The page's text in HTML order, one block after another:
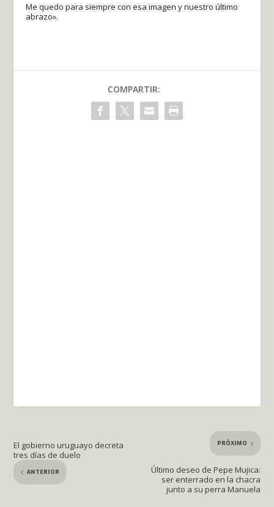
Me quedo para siempre con esa imagen y nuestro último
abrazo».
COMPARTIR:
El gobierno uruguayo decreta
tres días de duelo
ANTERIOR
PRÓXIMO
Último deseo de Pepe Mujica:
ser enterrado en la chacra
junto a su perra Manuela